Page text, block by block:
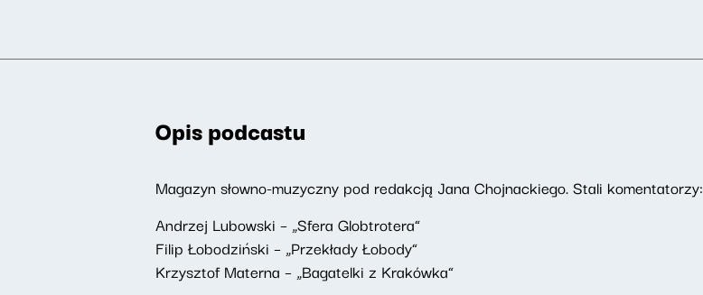
Opis podcastu
Magazyn słowno-muzyczny pod redakcją Jana Chojnackiego. Stali komentatorzy:
Andrzej Lubowski – „Sfera Globtrotera”
Filip Łobodziński – „Przekłady Łobody”
Krzysztof Materna – „Bagatelki z Krakówka”